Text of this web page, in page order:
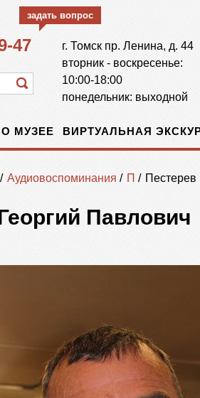
47
задать вопрос
О МУЗЕЕ ВИРТУАЛЬНАЯ
г. Томск пр. Ленина, д. 44
вторник - воскресенье:
10:00-18:00
понедельник: выходной
/ Аудиовоспоминания / П / Пестерев
Павлович